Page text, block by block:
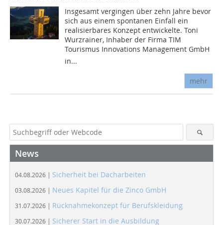
Insgesamt vergingen über zehn Jahre bevor
sich aus einem spontanen Einfall ein
realisierbares Konzept entwickelte. Toni
Wurzrainer, Inhaber der Firma TIM
Tourismus Innovations Management GmbH
in...
mehr
News
04.08.2026 | Sicherheit bei Dacharbeiten
03.08.2026 | Neues Kapitel für die Zinco GmbH
31.07.2026 | Rücknahmekonzept für Berufskleidung
30.07.2026 | Sicherer Start in die Ausbildung